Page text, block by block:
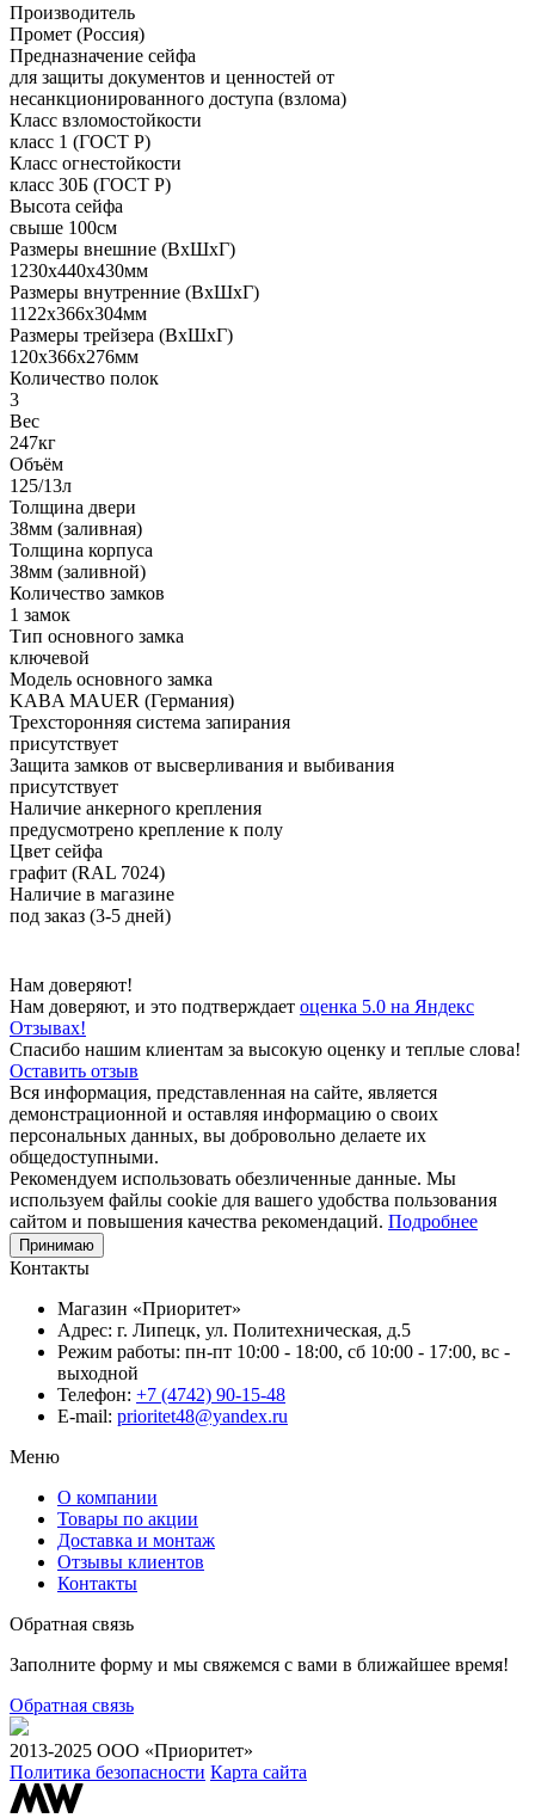
Производитель
Промет (Россия)
Предназначение сейфа
для защиты документов и ценностей от
несанкционированного доступа (взлома)
Класс взломостойкости
класс 1 (ГОСТ Р)
Класс огнестойкости
класс 30Б (ГОСТ Р)
Высота сейфа
свыше 100см
Размеры внешние (ВхШхГ)
1230x440x430мм
Размеры внутренние (ВхШхГ)
1122x366x304мм
Размеры трейзера (ВхШхГ)
120х366х276мм
Количество полок
3
Вес
247кг
Объём
125/13л
Толщина двери
38мм (заливная)
Толщина корпуса
38мм (заливной)
Количество замков
1 замок
Тип основного замка
ключевой
Модель основного замка
KABA MAUER (Германия)
Трехсторонняя система запирания
присутствует
Защита замков от высверливания и выбивания
присутствует
Наличие анкерного крепления
предусмотрено крепление к полу
Цвет сейфа
графит (RAL 7024)
Наличие в магазине
под заказ (3-5 дней)
Нам доверяют!
Нам доверяют, и это подтверждает оценка 5.0 на Яндекс
Отзывах!
Спасибо нашим клиентам за высокую оценку и теплые слова!
Оставить отзыв
Вся информация, представленная на сайте, является
демонстрационной и оставляя информацию о своих
персональных данных, вы добровольно делаете их
общедоступными.
Рекомендуем использовать обезличенные данные. Мы
используем файлы cookie для вашего удобства пользования
сайтом и повышения качества рекомендаций. Подробнее
Принимаю
Контакты
Магазин «Приоритет»
Адрес: г. Липецк, ул. Политехническая, д.5
Режим работы: пн-пт 10:00 - 18:00, сб 10:00 - 17:00, вс -
выходной
Телефон: +7 (4742) 90-15-48
E-mail: prioritet48@yandex.ru
Меню
О компании
Товары по акции
Доставка и монтаж
Отзывы клиентов
Контакты
Обратная связь
Заполните форму и мы свяжемся с вами в ближайшее время!
Обратная связь
2013-2025 ООО «Приоритет»
Политика безопасности Карта сайта